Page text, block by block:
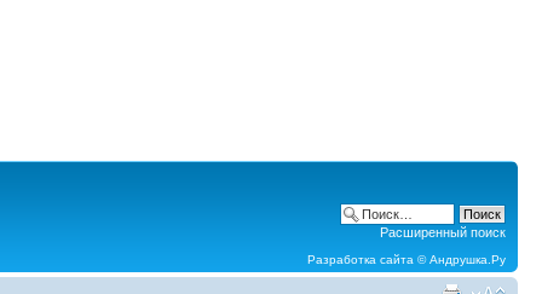
Расширенный поиск
Разработка сайта ©Андрушка.Ру